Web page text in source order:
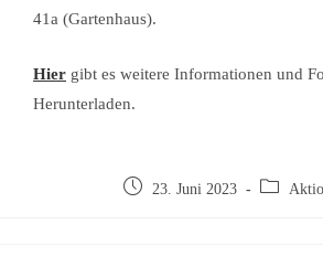
41a (Gartenhaus).
Hier gibt es weitere Informationen und
Herunterladen.
23. Juni 2023